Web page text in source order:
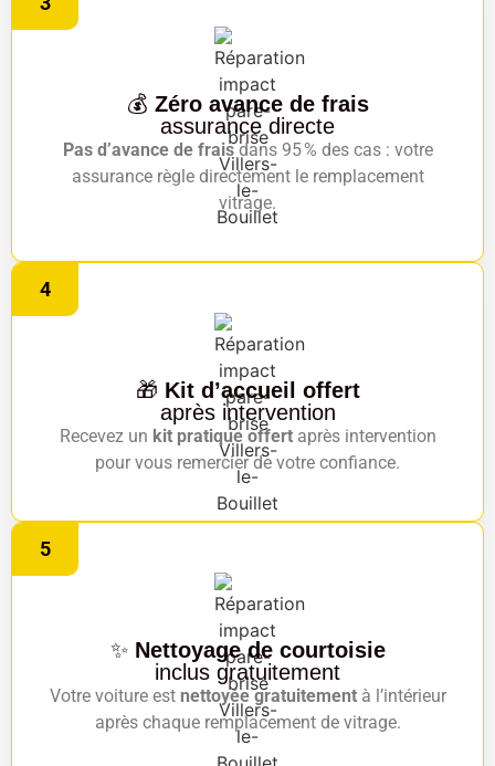
💰 Zéro avance de frais
assurance directe
Pas d’avance de fraisdans 95 % des cas : votre
assurance règle directement le remplacement
vitrage.
4
🎁 Kit d’accueil offert
après intervention
Recevez un kit pratique offertaprès intervention
pour vous remercier de votre confiance.
5
✨ Nettoyage de courtoisie
inclus gratuitement
Votre voiture est nettoyée gratuitementà l’intérieur
après chaque remplacement de vitrage.